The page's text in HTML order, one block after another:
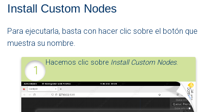
Install Custom Nodes
Para ejecutarla, basta con hacer clic sobre el botón que
muestra su nombre.
Hacemos clic sobre Install Custom Nodes.